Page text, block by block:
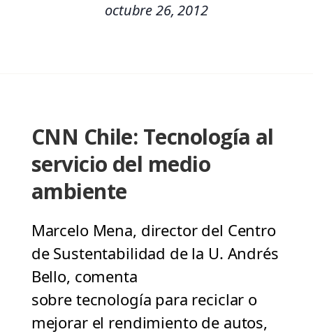
octubre 26, 2012
CNN Chile: Tecnología al
servicio del medio
ambiente
Marcelo Mena, director del Centro
de Sustentabilidad de la U. Andrés
Bello, comenta
sobre tecnología para reciclar o
mejorar el rendimiento de autos,